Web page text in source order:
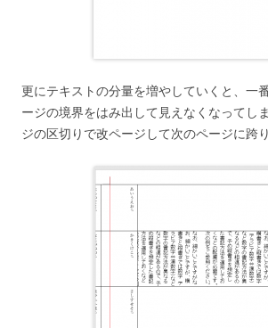
更にテキストの分量を増やしていくと、一
ージの境界をはみ出して見えなくなってし
ジの区切りで改ページして次のページに跨り